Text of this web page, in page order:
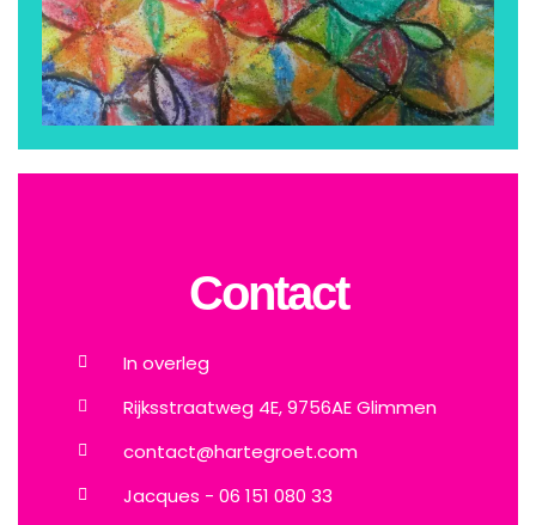
Contact
In overleg
Rijksstraatweg 4E, 9756AE Glimmen
contact@hartegroet.com
Jacques - 06 151 080 33